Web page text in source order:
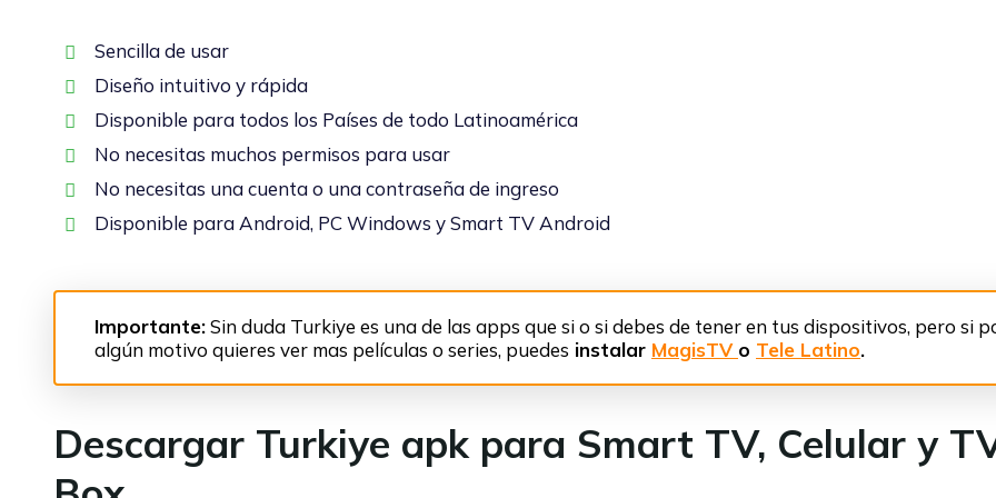
Sencilla de usar
Diseño intuitivo y rápida
Disponible para todos los Países de todo Latinoamérica
No necesitas muchos permisos para usar
No necesitas una cuenta o una contraseña de ingreso
Disponible para Android, PC Windows y Smart TV Android
Importante:Sin duda Turkiye es una de las apps que si o si debes de tener en tus dispositivos, pero si
algún motivo quieres ver mas películas o series, puedes instalar MagisTV o Tele Latino.
Descargar Turkiye apk para Smart TV, Celular y